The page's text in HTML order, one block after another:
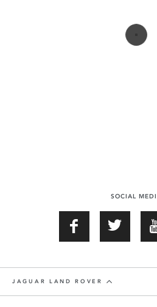
SOCIAL
JAGUAR LAND ROVER